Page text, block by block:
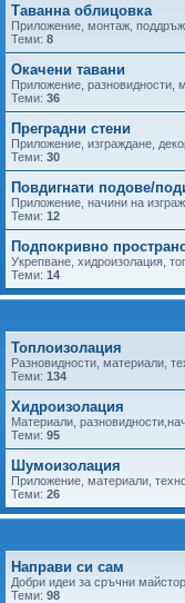
Таванна облицовка
Приложение, монтаж,
Теми: 8
Окачени тавани
Приложение, разновидности,
Теми: 36
Преградни стени
Приложение, изграждане,
Теми: 30
Повдигнати подове/
Приложение, начини на
Теми: 12
Подпокривно
Укрепване, хидроизолация,
Теми: 14
Топлоизолация
Разновидности, материали,
Теми: 134
Хидроизолация
Материали,
Теми: 95
Шумоизолация
Приложение, материали,
Теми: 26
Направи си сам
Добри идеи за сръчни
Теми: 98